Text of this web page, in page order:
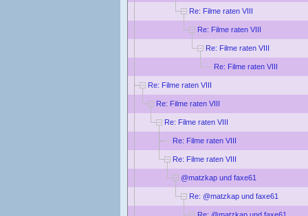
Re: Filme raten VIII
Re: Filme raten VIII
Re: Filme raten VIII
Re: Filme raten VIII
Re: Filme raten VIII
Re: Filme raten VIII
Re: Filme raten VIII
Re: Filme raten VIII
Re: Filme raten VIII
@matzkap und faxe61
Re: @matzkap und faxe61